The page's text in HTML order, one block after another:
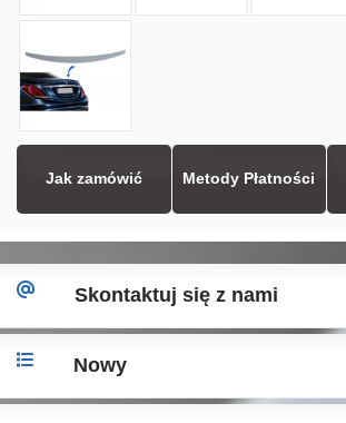
Jak zamówić Metody Płatności
Skontaktuj się z nami
Nowy